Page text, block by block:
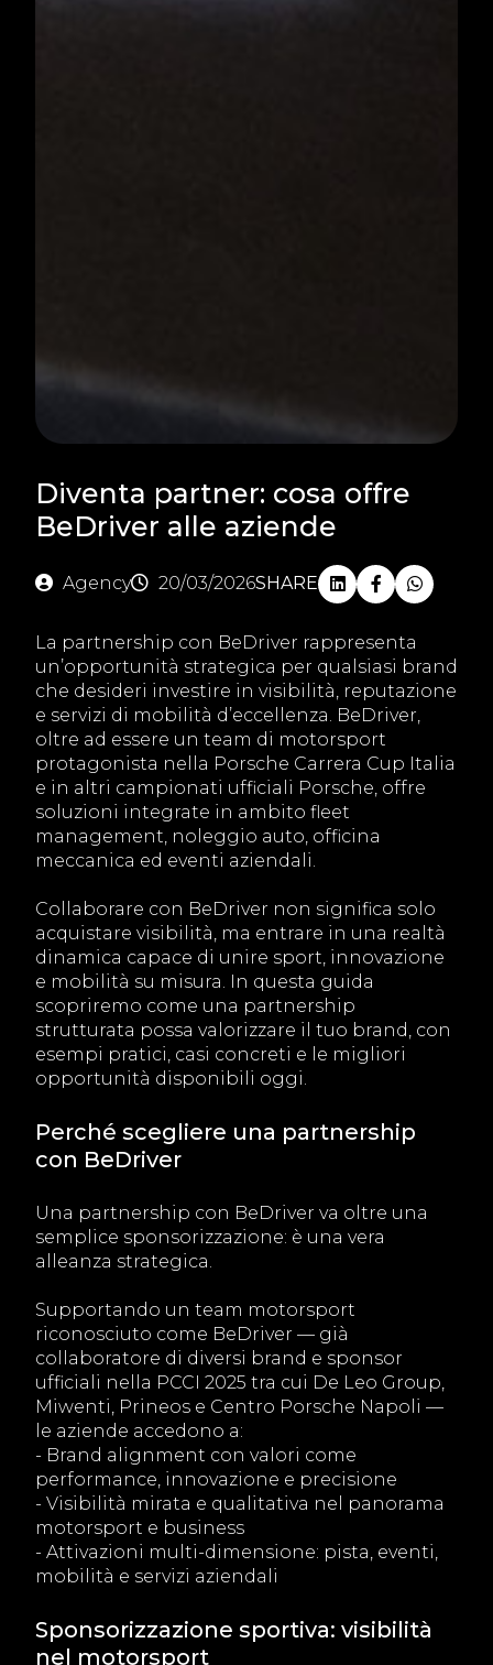
Diventa partner: cosa offre
BeDriver alle aziende
Agency 20/03/2026SHARE
La partnership con BeDriver rappresenta
un’opportunità strategica per qualsiasi brand
che desideri investire in visibilità, reputazione
e servizi di mobilità d’eccellenza. BeDriver,
oltre ad essere un team di motorsport
protagonista nella Porsche Carrera Cup Italia
e in altri campionati ufficiali Porsche, offre
soluzioni integrate in ambito fleet
management, noleggio auto, officina
meccanica ed eventi aziendali.
Collaborare con BeDriver non significa solo
acquistare visibilità, ma entrare in una realtà
dinamica capace di unire sport, innovazione
e mobilità su misura. In questa guida
scopriremo come una partnership
strutturata possa valorizzare il tuo brand, con
esempi pratici, casi concreti e le migliori
opportunità disponibili oggi.
Perché scegliere una partnership
con BeDriver
Una partnership con BeDriver va oltre una
semplice sponsorizzazione: è una vera
alleanza strategica.
Supportando un team motorsport
riconosciuto come BeDriver — già
collaboratore di diversi brand e sponsor
ufficiali nella PCCI 2025 tra cui De Leo Group,
Miwenti, Prineos e Centro Porsche Napoli —
le aziende accedono a:
- Brand alignment con valori come
performance, innovazione e precisione
- Visibilità mirata e qualitativa nel panorama
motorsport e business
- Attivazioni multi-dimensione: pista, eventi,
mobilità e servizi aziendali
Sponsorizzazione sportiva: visibilità
nel motorsport